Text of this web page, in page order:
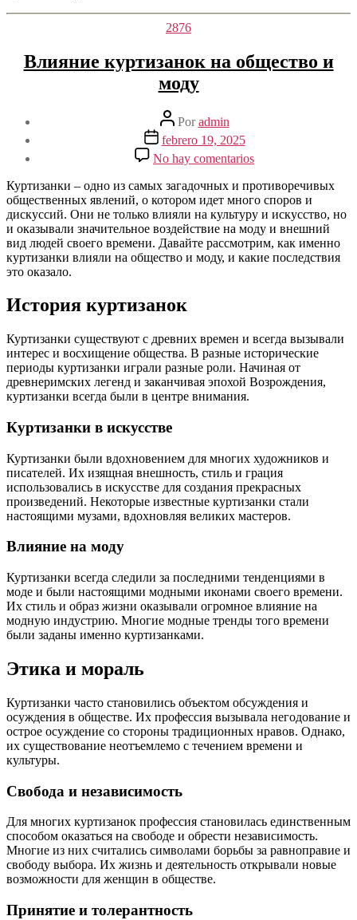
Categorías
2876
Влияние куртизанок на общество и
моду
Autor
de
la
entrada
Poradmin
Fecha
de
la
febrero 19, 2025
No hay comentarios
Влияние
куртизанок
на
общество
и
моду
Куртизанки – одно из самых загадочных и противоречивых
общественных явлений, о котором идет много споров и
дискуссий. Они не только влияли на культуру и искусство, но
и оказывали значительное воздействие на моду и внешний
вид людей своего времени. Давайте рассмотрим, как именно
куртизанки влияли на общество и моду, и какие последствия
это оказало.
История куртизанок
Куртизанки существуют с древних времен и всегда вызывали
интерес и восхищение общества. В разные исторические
периоды куртизанки играли разные роли. Начиная от
древнеримских легенд и заканчивая эпохой Возрождения,
куртизанки всегда были в центре внимания.
Куртизанки в искусстве
Куртизанки были вдохновением для многих художников и
писателей. Их изящная внешность, стиль и грация
использовались в искусстве для создания прекрасных
произведений. Некоторые известные куртизанки стали
настоящими музами, вдохновляя великих мастеров.
Влияние на моду
Куртизанки всегда следили за последними тенденциями в
моде и были настоящими модными иконами своего времени.
Их стиль и образ жизни оказывали огромное влияние на
модную индустрию. Многие модные тренды того времени
были заданы именно куртизанками.
Этика и мораль
Куртизанки часто становились объектом обсуждения и
осуждения в обществе. Их профессия вызывала негодование и
острое осуждение со стороны традиционных нравов. Однако,
их существование неотъемлемо с течением времени и
культуры.
Свобода и независимость
Для многих куртизанок профессия становилась единственным
способом оказаться на свободе и обрести независимость.
Многие из них считались символами борьбы за равноправие и
свободу выбора. Их жизнь и деятельность открывали новые
возможности для женщин в обществе.
Принятие и толерантность